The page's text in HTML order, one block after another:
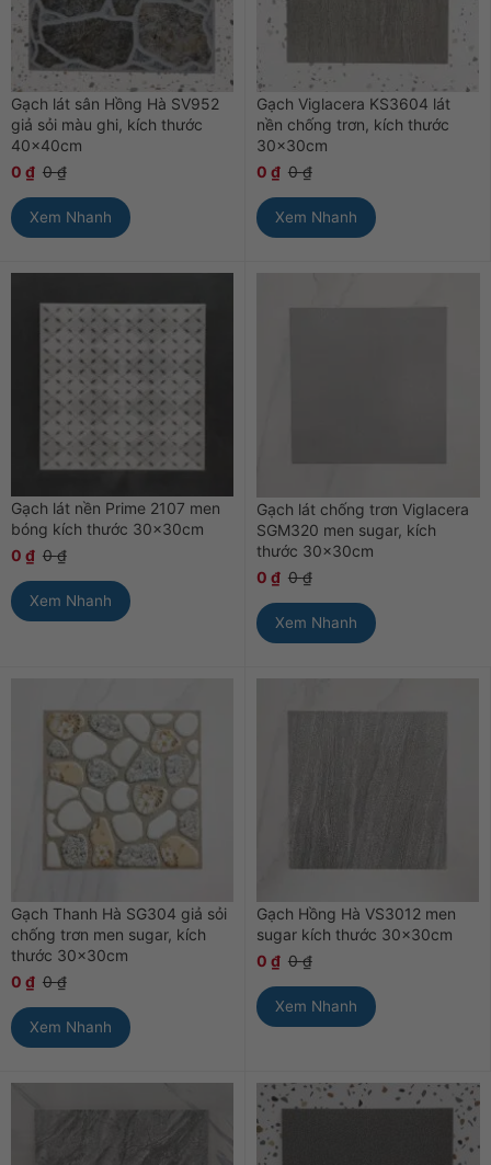
Gạch lát sân Hồng Hà SV952
giả sỏi màu ghi, kích thước
40x40cm
0 ₫ 0₫
Xem Nhanh
Gạch Viglacera KS3604 lát
nền chống trơn, kích thước
30x30cm
0 ₫ 0₫
Xem Nhanh
Gạch lát nền Prime 2107 men
bóng kích thước 30x30cm
0 ₫ 0₫
Xem Nhanh
Gạch lát chống trơn Viglacera
SGM320 men sugar, kích
thước 30x30cm
0 ₫ 0₫
Xem Nhanh
Gạch Thanh Hà SG304 giả sỏi
chống trơn men sugar, kích
thước 30x30cm
0 ₫ 0₫
Xem Nhanh
Gạch Hồng Hà VS3012 men
sugar kích thước 30x30cm
0 ₫ 0₫
Xem Nhanh